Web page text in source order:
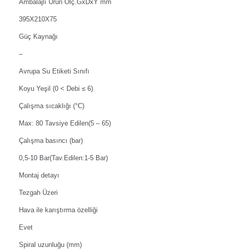
Ambalajlı Ürün Ölç.GxDxY mm
395X210X75
Güç Kaynağı
–
Avrupa Su Etiketi Sınıfı
Koyu Yeşil (0 < Debi ≤ 6)
Çalışma sıcaklığı (°C)
Max: 80 Tavsiye Edilen(5 – 65)
Çalışma basıncı (bar)
0,5-10 Bar(Tav.Edilen:1-5 Bar)
Montaj detayı
Tezgah Üzeri
Hava ile karıştırma özelliği
Evet
Spiral uzunluğu (mm)